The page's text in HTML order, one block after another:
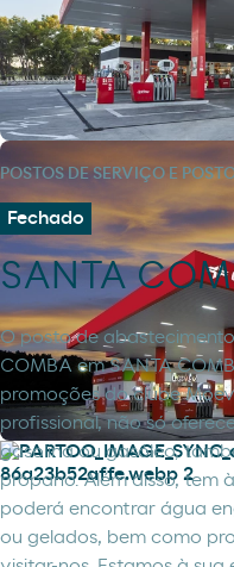
POSTOS DE SERVIÇO E
Fechado
SANTA
O posto de
COMBA em SANTA
promoções do clube
profissional, não só
gasolina ou gasóleo,
propano. Além disso, tem
poderá encontrar água
ou gelados, bem como